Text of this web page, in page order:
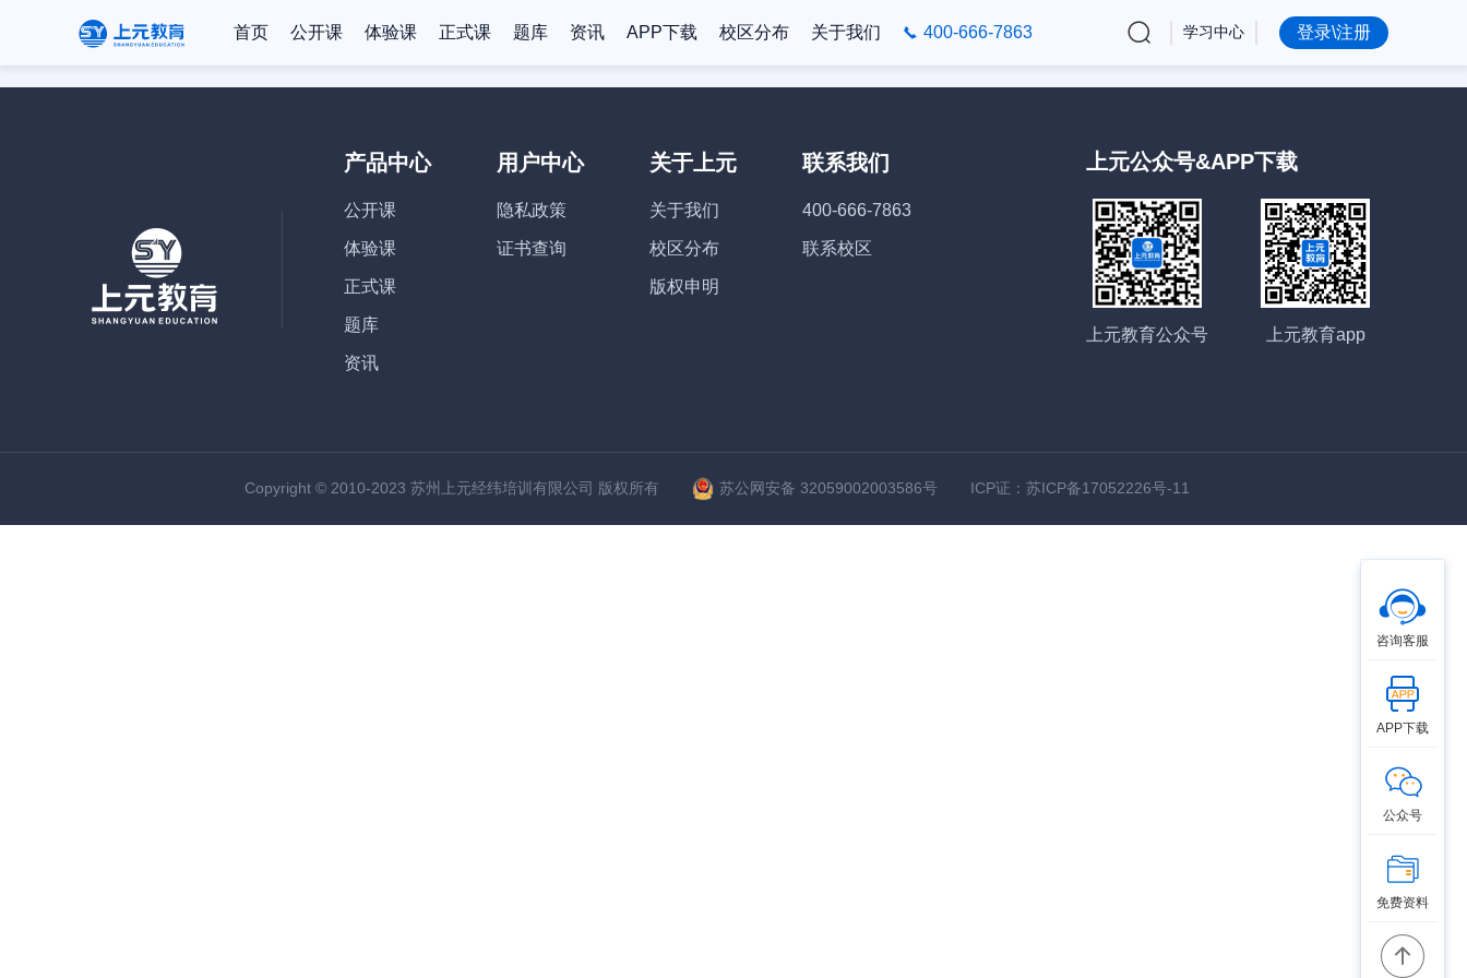
首页 公开课 体验课 正式课 题库 资讯 APP下载 校区分布 关于我们 400-666-7863 学习中心 登录\注册
咨询客服
APP下载
公众号
免费资料
产品中心
公开课
体验课
正式课
题库
资讯
用户中心
隐私政策
证书查询
关于上元
关于我们
校区分布
版权申明
联系我们
400-666-7863
联系校区
上元公众号&APP下载
上元教育公众号 上元教育app
Copyright © 2010-2023 苏州上元经纬培训有限公司 版权所有 苏公网安备 32059002003586号 ICP证：苏ICP备17052226号-11